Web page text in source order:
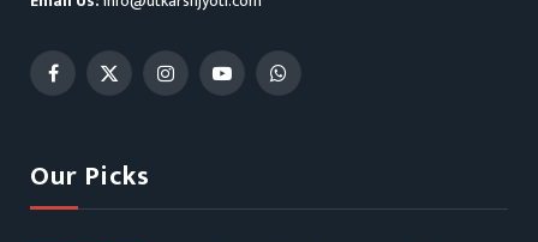
Facebook
X
InstagramYouTubeWhatsApp
Our Picks